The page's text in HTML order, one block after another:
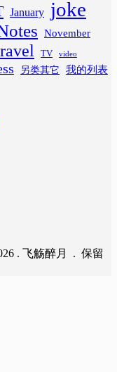
January joke
November
TV video
另类其它 我的列表
. 飞觞醉月 . 保留